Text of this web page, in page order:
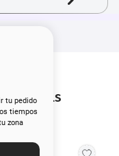
tu pedido
tiempos
zona
Nails